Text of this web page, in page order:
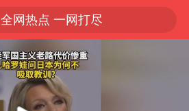
全网热点 一网打尽